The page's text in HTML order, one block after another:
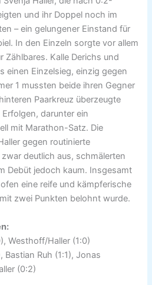
und ihr Doppel noch im
– ein gelungener Einstand für
In den Einzeln sorgte vor allem
Zählbares. Kalle Derichs und
einen Einzelsieg, einzig gegen
1 mussten beide ihren Gegner
Paarkreuz überzeugte
darunter ein
mit Marathon-Satz. Die
gegen routinierte
deutlich aus, schmälerten
Debüt jedoch kaum. Insgesamt
eine reife und kämpferische
zwei Punkten belohnt wurde.
Westhoff/Haller (1:0)
Bastian Ruh (1:1), Jonas
(0:2)